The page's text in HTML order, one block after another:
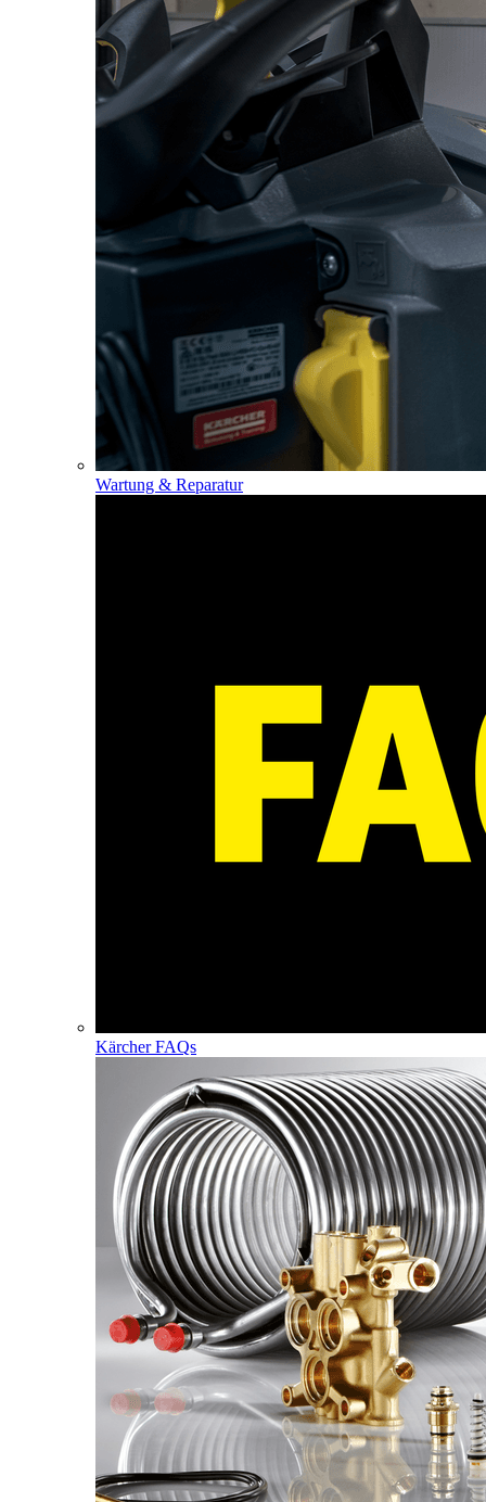
Wartung & Reparatur
Kärcher FAQs